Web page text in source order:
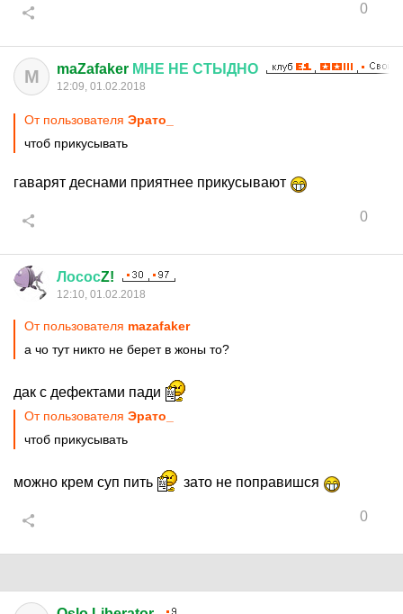
0
M maZafaker МНЕ НЕ СТЫДНО
12:09, 01.02.2018
От пользователя Эрато_
чтоб прикусывать
гаварят деснами приятнее прикусывают
0
ЛососZ!
12:10, 01.02.2018
От пользователя mazafaker
а чо тут никто не берет в жоны то?
дак с дефектами пади
От пользователя Эрато_
чтоб прикусывать
можно крем суп пить зато не поправишся
0